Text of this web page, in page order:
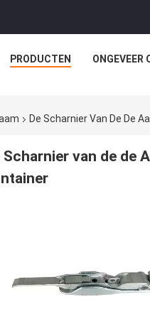
PRODUCTEN ONGEVEER
De Scharnier Van De De
Scharnier van de de